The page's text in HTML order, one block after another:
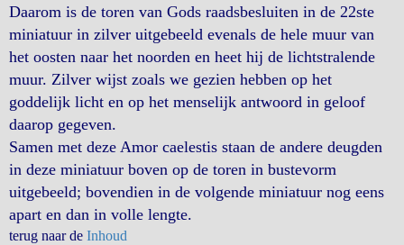
Daarom is de toren van Gods raadsbesluiten in de 22ste
miniatuur in zilver uitgebeeld evenals de hele muur van
het oosten naar het noorden en heet hij de lichtstralende
muur. Zilver wijst zoals we gezien hebben op het
goddelijk licht en op het menselijk antwoord in geloof
daarop gegeven.
Samen met deze Amor caelestis staan de andere deugden
in deze miniatuur boven op de toren in bustevorm
uitgebeeld; bovendien in de volgende miniatuur nog eens
apart en dan in volle lengte.
terug naar de Inhoud